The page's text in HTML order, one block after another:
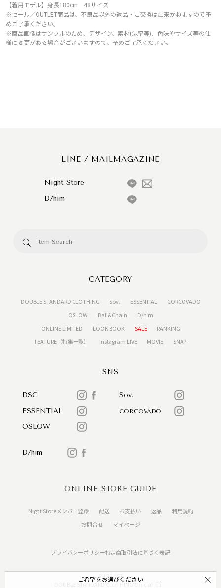
【着用モデル】身長180cm 48サイズ
※セール／OUTLET商品は、不良品以外の返品・ご交換は出来かねますので予
めご了承ください。
※商品画像はサンプルのため、デザイン、素材(混率等)、色味やサイズ等の仕
様に変更がある場合がございますので、予めご了承ください。
ご希望をお選びください
LINE / MAILMAGAZINE
Night Store
D/him
CATEGORY
DOUBLE STANDARD CLOTHING Sov. ESSENTIAL
CORCOVADO
OSLOW
Ball&Chain
D/him
ONLINE LIMITED
LOOK BOOK SALE
RANKING
FEATURE（特集一覧）
Instagram LIVE MOVIE SNAP
SNS
DSC
Sov.
ESSENTIAL
CORCOVADO
OSLOW
D/him
ONLINE STORE GUIDE
Night Storeメンバー登録 配送 お支払い 返品
利用規約
お問合せ
マイページ
プライバシーポリシー特定商取引法に基づく表記
SHOPLIST
DOUBLE STANDARD CLOTHING Official